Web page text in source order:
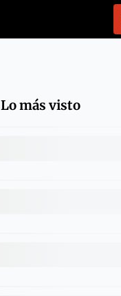
Lo más visto